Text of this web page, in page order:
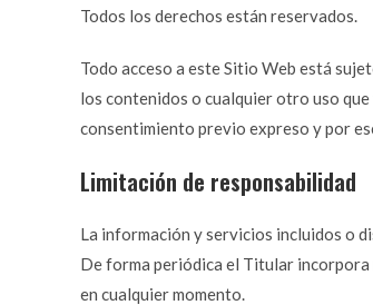
Todos los derechos están reservados.
Todo acceso a este Sitio Web está
los contenidos o cualquier otro uso
consentimiento previo expreso y por
Limitación de responsabilidad
La información y servicios incluidos o
De forma periódica el Titular
en cualquier momento.